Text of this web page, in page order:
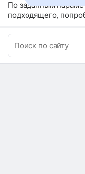
По заданным
подходящего,